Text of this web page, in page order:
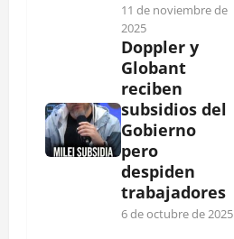
11 de noviembre de
2025
Doppler y
Globant
reciben
subsidios del
Gobierno
pero
despiden
trabajadores
6 de octubre de 2025